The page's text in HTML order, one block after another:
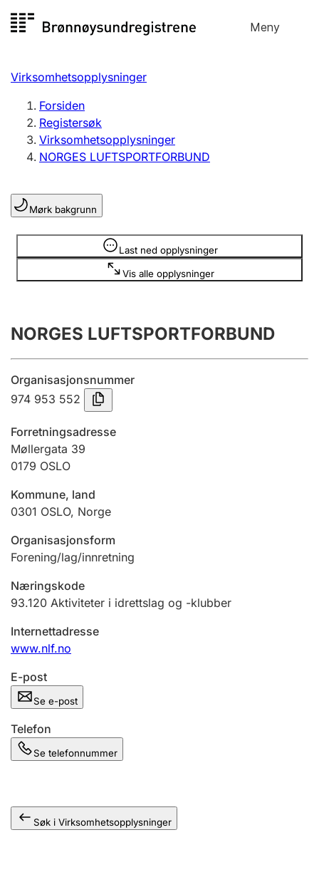
til
Meny
Registersøk
Aksjeselskap
Enkeltpersonforetak
Registrere, endre, slette
Lag og forening
Registrere, endre, slette
Årsregnskap
Innsending og forsinkelsesgebyr
Jeger
Ektepaktveileder
Offentlig sektor
Andre tema
Virksomhetsopplysninger
Forsiden
Registersøk
Virksomhetsopplysninger
NORGES LUFTSPORTFORBUND
Mørk bakgrunn
Last ned opplysninger
Vis alle opplysninger
Opplysninger er skjult
NORGES LUFTSPORTFORBUND
Organisasjonsnummer
974 953 552
Forretningsadresse
Møllergata 39
0179 OSLO
Kommune, land
0301 OSLO, Norge
Organisasjonsform
Forening/lag/innretning
Næringskode
93.120 Aktiviteter i idrettslag og -klubber
Internettadresse
www.nlf.no
E-post
Se e-post
Telefon
Se telefonnummer
Søk i Virksomhetsopplysninger